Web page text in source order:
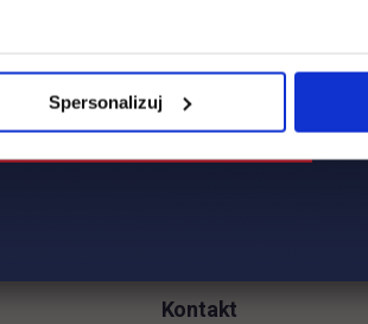
Spersonalizuj
Kontakt